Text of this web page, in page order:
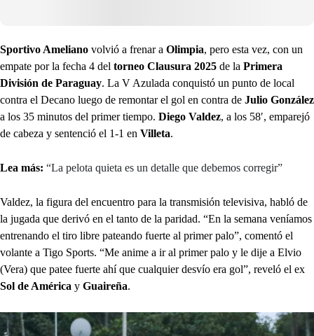
Sportivo Ameliano volvió a frenar a Olimpia, pero esta vez, con un
empate por la fecha 4 del torneo Clausura 2025 de la Primera
División de Paraguay. La V Azulada conquistó un punto de local
contra el Decano luego de remontar el gol en contra de Julio González
a los 35 minutos del primer tiempo. Diego Valdez, a los 58′, emparejó
de cabeza y sentenció el 1-1 en Villeta.
Lea más: “La pelota quieta es un detalle que debemos corregir”
Valdez, la figura del encuentro para la transmisión televisiva, habló de
la jugada que derivó en el tanto de la paridad. “En la semana veníamos
entrenando el tiro libre pateando fuerte al primer palo”, comentó el
volante a Tigo Sports. “Me anime a ir al primer palo y le dije a Elvio
(Vera) que patee fuerte ahí que cualquier desvío era gol”, reveló el ex
Sol de América y Guaireña.